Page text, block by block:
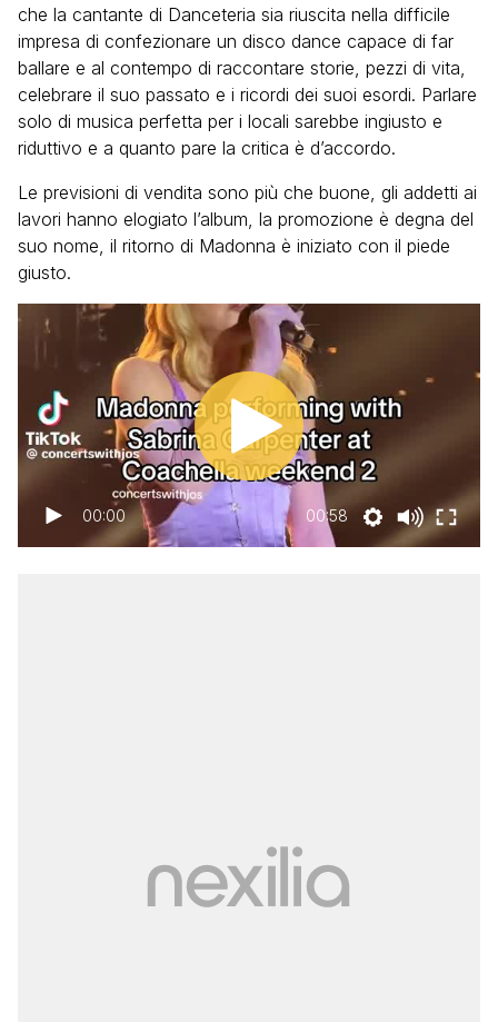
che la cantante di Danceteria sia riuscita nella difficile
impresa di confezionare un disco dance capace di far
ballare e al contempo di raccontare storie, pezzi di vita,
celebrare il suo passato e i ricordi dei suoi esordi. Parlare
solo di musica perfetta per i locali sarebbe ingiusto e
riduttivo e a quanto pare la critica è d’accordo.
Le previsioni di vendita sono più che buone, gli addetti ai
lavori hanno elogiato l’album, la promozione è degna del
suo nome, il ritorno di Madonna è iniziato con il piede
giusto.
00:00 00:58